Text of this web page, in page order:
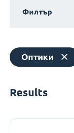
Филтър
Оптики
Results